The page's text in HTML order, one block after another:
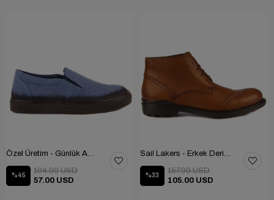
%45
57.00 USD
104.00 USD
%33
105.00 USD
157.00 USD